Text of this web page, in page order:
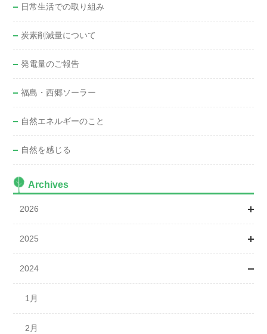
日常生活での取り組み
炭素削減量について
発電量のご報告
福島・西郷ソーラー
自然エネルギーのこと
自然を感じる
Archives
2026
1月
2月
3月
4月
2025
1月
3月
4月
2024
1月
2月